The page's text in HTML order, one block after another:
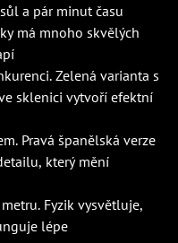
a pár minut času
má mnoho skvělých
Zelená varianta s
sklenici vytvoří efektní
Pravá španělská verze
který mění
Fyzik vysvětluje,
lépe